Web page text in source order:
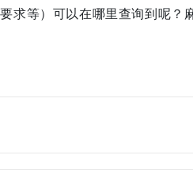
求等）可以在哪里查询到呢？